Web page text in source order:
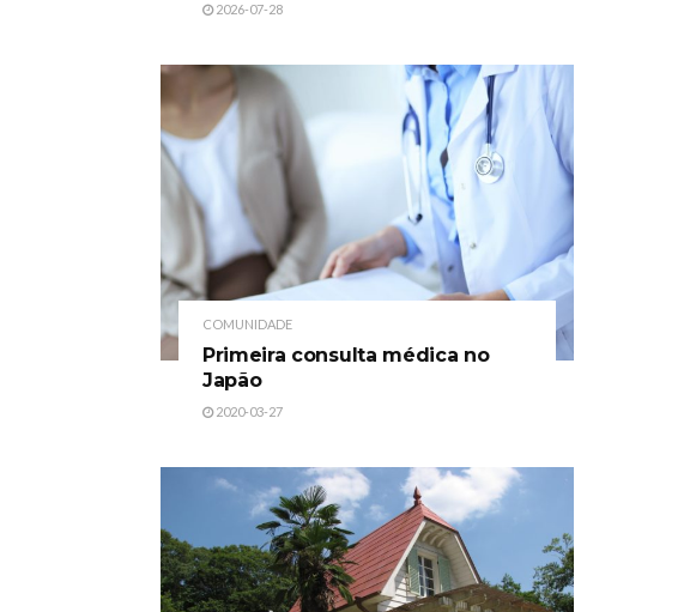
2026-07-28
COMUNIDADE
Primeira consulta médica no
Japão
2020-03-27